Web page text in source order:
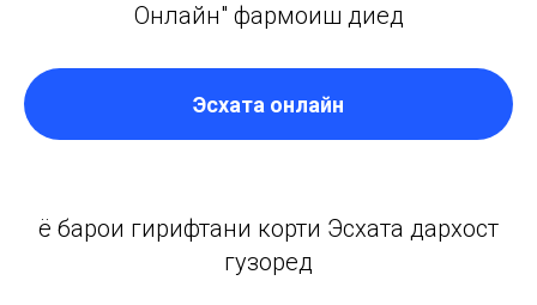
Онлайн" фармоиш диҳед
Эсхата онлайн
ё барои гирифтани корти Эсхата дархост
гузоред